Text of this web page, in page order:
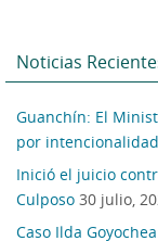
Noticias
Guanchín: El
por
Inició el juicio
Culposo 30 julio,
Caso Ilda